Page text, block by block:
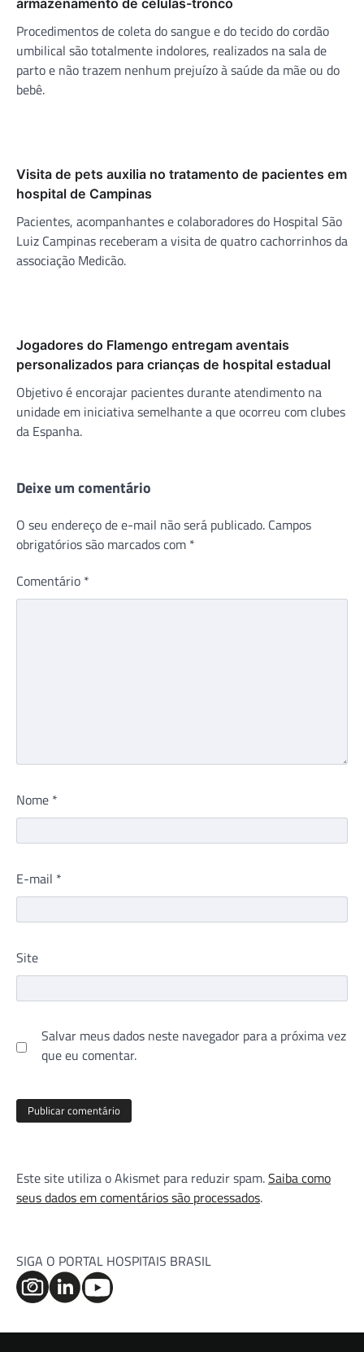
Procedimentos de coleta do sangue e do tecido do cordão
umbilical são totalmente indolores, realizados na sala de
parto e não trazem nenhum prejuízo à saúde da mãe ou do
bebê.
Visita de pets auxilia no tratamento de pacientes em
hospital de Campinas
Pacientes, acompanhantes e colaboradores do Hospital São
Luiz Campinas receberam a visita de quatro cachorrinhos da
associação Medicão.
Jogadores do Flamengo entregam aventais
personalizados para crianças de hospital estadual
Objetivo é encorajar pacientes durante atendimento na
unidade em iniciativa semelhante a que ocorreu com clubes
da Espanha.
Deixe um comentário
O seu endereço de e-mail não será publicado. Campos
obrigatórios são marcados com *
Comentário *
Nome *
E-mail *
Site
Salvar meus dados neste navegador para a próxima vez
que eu comentar.
Este site utiliza o Akismet para reduzir spam.Saiba como
seus dados em comentários são processados.
SIGA O PORTAL HOSPITAIS BRASIL